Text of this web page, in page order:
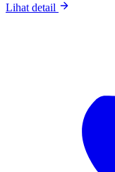
Lihat detail